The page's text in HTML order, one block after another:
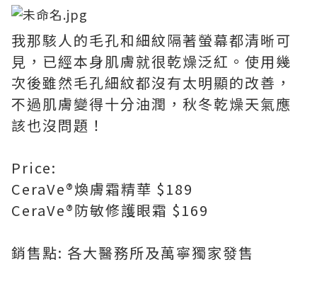
我那駭人的毛孔和細紋隔著螢幕都清晰可
見，已經本身肌膚就很乾燥泛紅。使用幾
次後雖然毛孔細紋都沒有太明顯的改善，
不過肌膚變得十分油潤，秋冬乾燥天氣應
該也沒問題！
Price:
CeraVe®煥膚霜精華 $189
CeraVe®防敏修護眼霜 $169
銷售點: 各大醫務所及萬寧獨家發售